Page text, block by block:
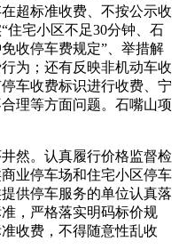
超标准收费、不按公示收
住宅小区不足30分钟、石
收停车费规定”、举措解
为；还有反映非机动车收
车收费标识进行收费、宁
理等方面问题。石嘴山项
然。认真履行价格监督检
业停车场和住宅小区停车
供停车服务的单位认真落
，严格落实明码标价规
收费，不得随意性乱收